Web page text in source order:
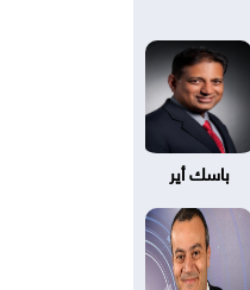
باسك أير